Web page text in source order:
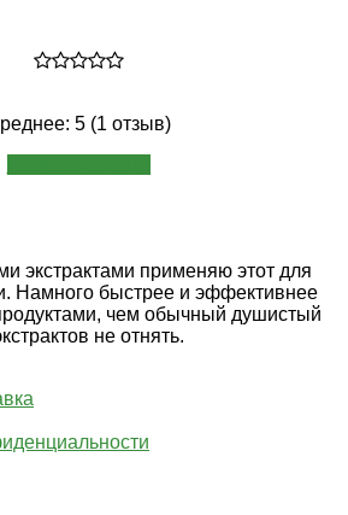
5 (1 отзыв)
экстрактами применяю этот для
Намного быстрее и эффективнее
чем обычный душистый
не отнять.